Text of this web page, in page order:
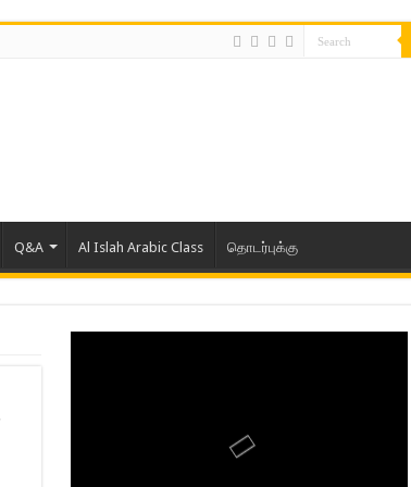
Q&A Al Islah Arabic Class தொடர்புக்கு